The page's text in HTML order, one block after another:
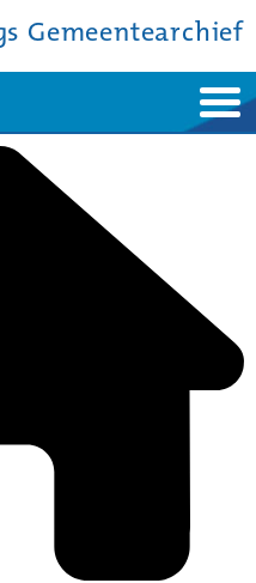
Gemeentearchief